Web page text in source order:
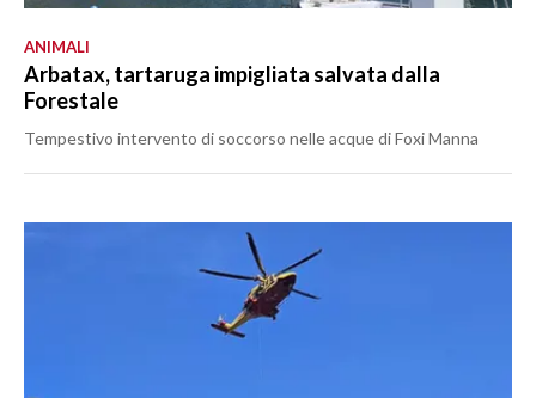
ANIMALI
Arbatax, tartaruga impigliata salvata dalla
Forestale
Tempestivo intervento di soccorso nelle acque di Foxi Manna